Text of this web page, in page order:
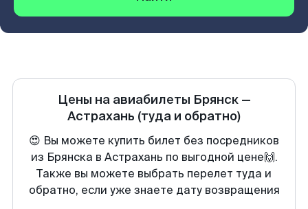
Цены на авиабилеты Брянск—
Астрахань (туда и обратно)
😍 Вы можете купить билет без посредников
из Брянска в Астрахань по выгодной цене🙌.
Также вы можете выбрать перелет туда и
обратно, если уже знаете дату возвращения